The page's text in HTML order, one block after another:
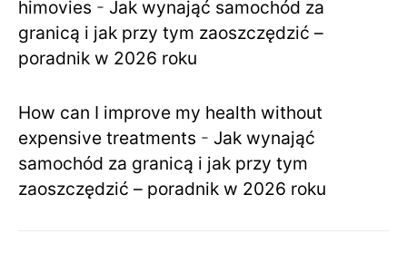
himovies - Jak wynająć samochód za
granicą i jak przy tym zaoszczędzić –
poradnik w 2026 roku
How can I improve my health without
expensive treatments - Jak wynająć
samochód za granicą i jak przy tym
zaoszczędzić – poradnik w 2026 roku